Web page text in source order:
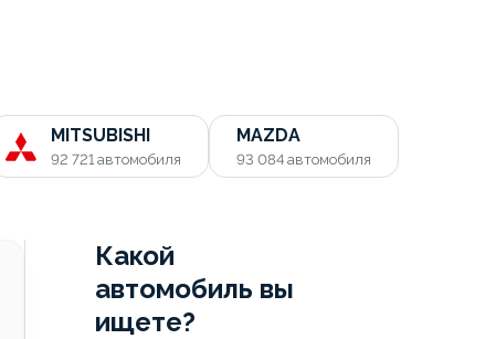
MITSUBISHI
92 721 автомобиля
MAZDA
93 084 автомобиля
Какой
автомобиль вы
ищете?